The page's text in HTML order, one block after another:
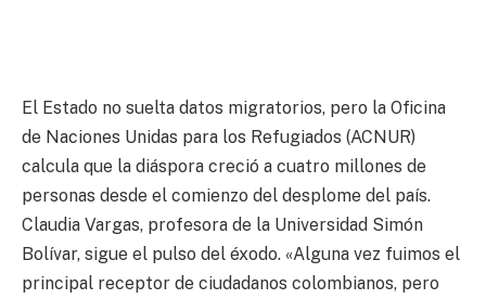
El Estado no suelta datos migratorios, pero la Oficina
de Naciones Unidas para los Refugiados (ACNUR)
calcula que la diáspora creció a cuatro millones de
personas desde el comienzo del desplome del país.
Claudia Vargas, profesora de la Universidad Simón
Bolívar, sigue el pulso del éxodo. «Alguna vez fuimos el
principal receptor de ciudadanos colombianos, pero